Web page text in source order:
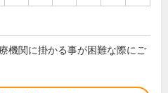
機関に掛かる事が困難な際にご